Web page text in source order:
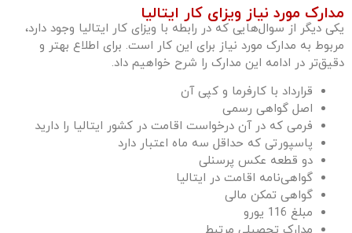
مدارک مورد نیاز ویزای کار ایتالیا
یکی دیگر از سوال‌هایی که در رابطه با ویزای کار ایتالیا وجود دارد،
مربوط به مدارک مورد نیاز برای این کار است. برای اطلاع بهتر و
دقیق‌تر در ادامه این مدارک را شرح خواهیم داد.
قرارداد با کارفرما و کپی آن
اصل گواهی رسمی
فرمی که در آن درخواست اقامت در کشور ایتالیا را دارید
پاسپورتی که حداقل سه ماه اعتبار دارد
دو قطعه عکس پرسنلی
گواهی‌نامه اقامت در ایتالیا
گواهی تمکن مالی
مبلغ 116 یورو